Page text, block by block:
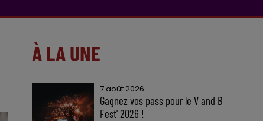
À LA UNE
7 août 2026
Gagnez vos pass pour le V and B
Fest' 2026 !